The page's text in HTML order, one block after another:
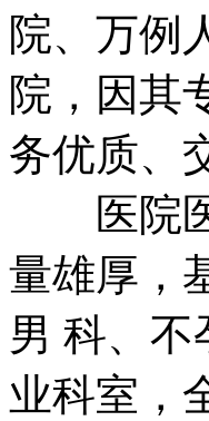
院、万例
院，因其
务优质、
医院医
量雄厚，
男 科、
业科室，